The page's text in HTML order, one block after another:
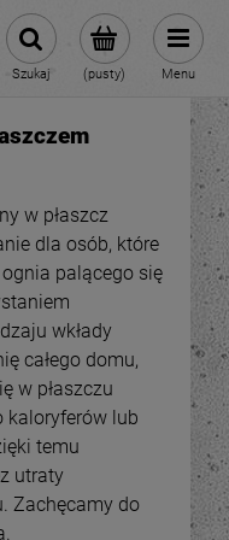
600 373 809
sklep@zagrzej.pl
(pusty)
Szukaj Menu
w płaszcz
dla osób, które
palącego się
wkłady
całego domu,
w płaszczu
kaloryferów lub
temu
utraty
Zachęcamy do